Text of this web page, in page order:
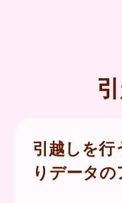
引越しを行
りデータ